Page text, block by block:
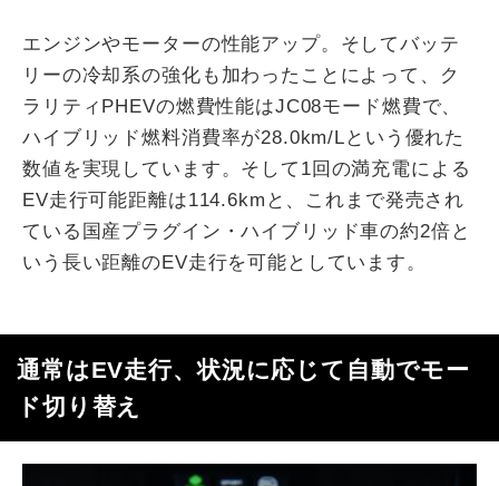
エンジンやモーターの性能アップ。そしてバッテ
リーの冷却系の強化も加わったことによって、ク
ラリティPHEVの燃費性能はJC08モード燃費で、
ハイブリッド燃料消費率が28.0km/Lという優れた
数値を実現しています。そして1回の満充電による
EV走行可能距離は114.6kmと、これまで発売され
ている国産プラグイン・ハイブリッド車の約2倍と
いう長い距離のEV走行を可能としています。
通常はEV走行、状況に応じて自動でモー
ド切り替え